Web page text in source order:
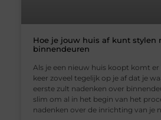
Hoe je jouw huis af kunt stylen
binnendeuren
Als je een nieuw huis koopt komt
keer zoveel tegelijk op je af dat je
eerste zult nadenken over
slim om al in het begin van het
nadenken over de inrichting van je